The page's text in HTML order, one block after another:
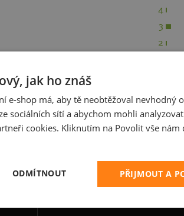
4
3
2
jak ho znáš
e-shop má, aby tě neobtěžoval nevhodný
sociálních sítí a abychom mohli
cookies. Kliknutím na Povolit vše nám
PŘIJMOUT A
ODMÍTNOUT